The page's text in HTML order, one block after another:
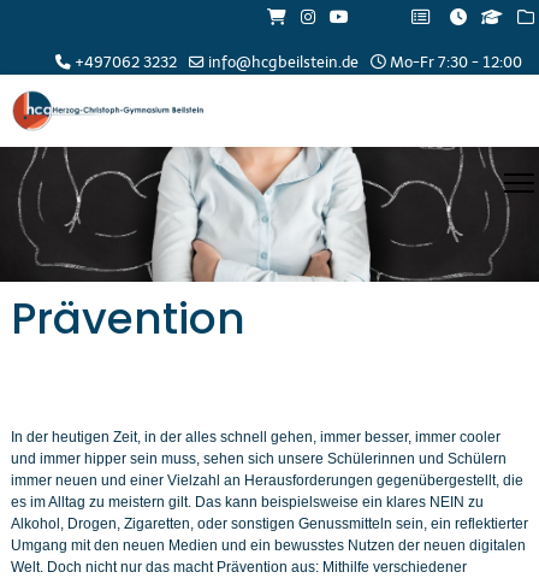
+497062 3232 info@hcgbeilstein.de Mo-Fr 7:30 - 12:00
Prävention
In der heutigen Zeit, in der alles schnell gehen, immer besser, immer cooler
und immer hipper sein muss, sehen sich unsere Schülerinnen und Schülern
immer neuen und einer Vielzahl an Herausforderungen gegenübergestellt, die
es im Alltag zu meistern gilt. Das kann beispielsweise ein klares NEIN zu
Alkohol, Drogen, Zigaretten, oder sonstigen Genussmitteln sein, ein reflektierter
Umgang mit den neuen Medien und ein bewusstes Nutzen der neuen digitalen
Welt. Doch nicht nur das macht Prävention aus: Mithilfe verschiedener